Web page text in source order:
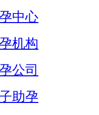
中心
机构
公司
助孕